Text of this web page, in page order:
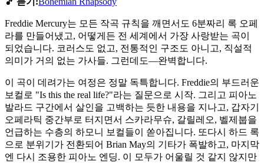
Freddie Mercury는 모든 작곡 규칙을 깨면서도 6분짜리 록 오페
라를 만들어냈고, 어떻게든 전 세계에서 가장 사랑받는 곡이
되었습니다. 코러스도 없고, 전통적인 구조도 아니고, 직설적
의미가 거의 없는 가사들. 그런데도—완벽합니다.
이 곡이 데려가는 여정은 정말 독특합니다. Freddie의 부드러운
보컬로 "Is this the real life?"라는 질문으로 시작. 그리고 피아노
발라드 구간에서 살인을 고백하는 듯한 내용을 지나고, 갑자기
오페라틱 중간부로 터지면서 스카라무슈, 갈릴레오, 벨제붑을
언급하는 수층의 하모니 보컬들이 쏟아집니다. 또다시 하드 록
으로 분위기가 전환되어 Brian May의 기타가 폭발하고, 마지막
엔 다시 조용한 피아노 엔딩. 이 모두가 어울릴 것 같지 않지만